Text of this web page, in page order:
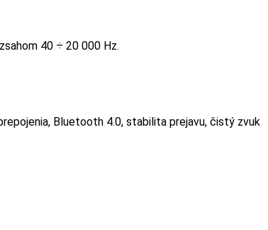
40 ÷ 20 000 Hz.
Bluetooth 4.0, stabilita prejavu, čistý zvuk